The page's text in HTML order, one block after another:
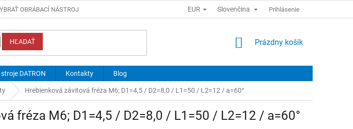
OBRÁBACÍ NÁSTROJ EUR Slovenčina Prihlásenie
HĽADAŤ
NÁKUPNÝ
Prázdny košík
DATRON Kontakty Blog
Hrebienková závitová fréza M6; D1=4,5 / D2=8,0 / L1=50 / L2=12 / a=60°
fréza M6; D1=4,5 / D2=8,0 / L1=50 / L2=12 / a=60°